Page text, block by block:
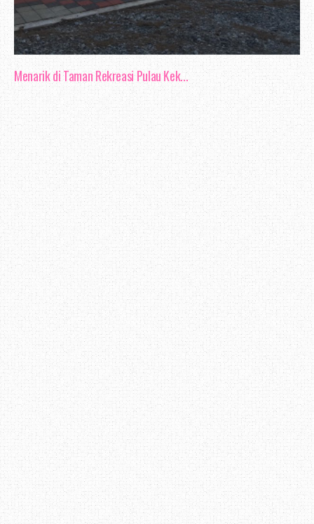
Menarik di Taman Rekreasi Pulau Kek...